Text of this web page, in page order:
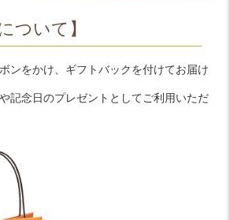
ついて】
ンをかけ、ギフトバックを付けてお届け
記念日のプレゼントとしてご利用いただ